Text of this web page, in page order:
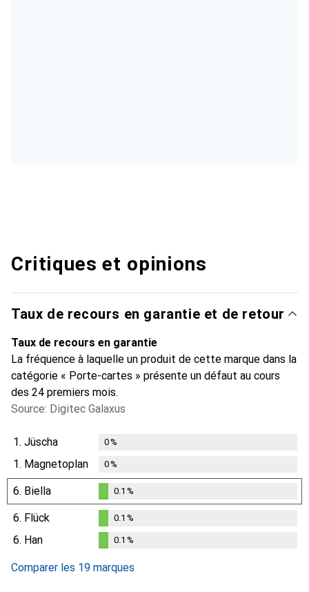
Critiques et opinions
Taux de recours en garantie et de retour
Taux de recours en garantie
La fréquence à laquelle un produit de cette marque dans la
catégorie « Porte-cartes » présente un défaut au cours
des 24 premiers mois.
Source: Digitec Galaxus
1. Jüscha 0%
1. Magnetoplan 0%
6. Biella
0.1%
0.1 %
6. Flück
%
0.1 %
6. Han 0.1 %
Comparer les 19 marques